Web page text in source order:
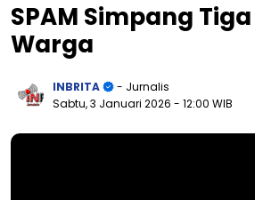
SPAM Simpang
Warga
INBRITA
- Jurnalis
Sabtu, 3 Januari 2026 - 12:00 WIB